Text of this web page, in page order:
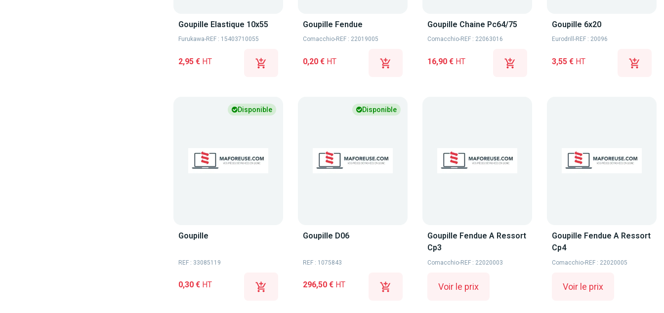
Goupille Elastique 10x55
Furukawa-REF : 15403710055
2,95 € HT
Goupille Fendue
Comacchio-REF : 22019005
0,20 € HT
Goupille Chaine Pc64/75
Comacchio-REF : 22063016
16,90 € HT
Goupille 6x20
Eurodrill -REF : 20096
3,55 € HT
Disponible
Goupille
REF : 33085119
0,30 € HT
Disponible
Goupille D06
REF : 1075843
296,50 € HT
Goupille Fendue A Ressort
Cp3
Comacchio-REF : 22020003
Voir le prix
Goupille Fendue A Ressort
Cp4
Comacchio-REF : 22020005
Voir le prix